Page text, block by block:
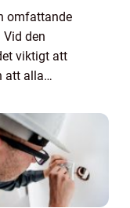
omfattande
Vid den
viktigt att
att alla